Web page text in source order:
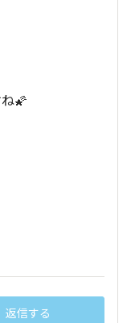
🌠
返信する